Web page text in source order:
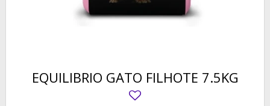
EQUILIBRIO GATO FILHOTE 7.5KG